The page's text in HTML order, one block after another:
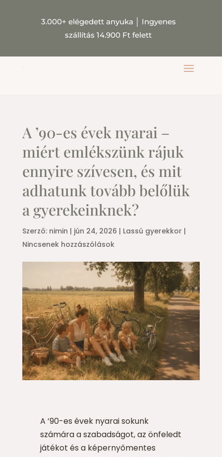
3.000+ elégedett anyuka
Ingyenes
szállítás 14.900 Ft felett
A ’90-es évek nyarai –
miért emlékszünk rájuk
ennyire szívesen, és mit
adhatunk tovább belőlük
a gyerekeinknek?
Szerző: nimin | jún 24, 2026 | Lassú gyerekkor |
Nincsenek hozzászólások
A ’90-es évek nyarai sokunk
számára a szabadságot, az önfeledt
játékot és a képernyőmentes